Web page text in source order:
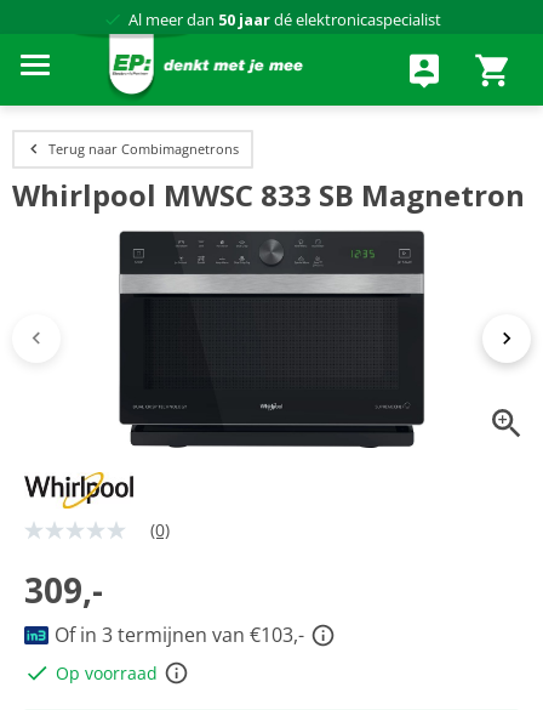
Al meer dan 50 jaardé elektronicaspecialist
Terug naar Combimagnetrons
Whirlpool MWSC 833 SB Magnetron
Geen
Dezelfde
paginalink.
(0)
309,-
Of in 3 termijnen van €103,-
Op voorraad